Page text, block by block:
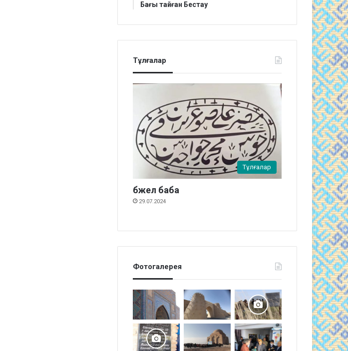
Бағы тайған Бестау
Тұлғалар
Тұлғалар
бжел баба
29.07.2024
Фотогалерея